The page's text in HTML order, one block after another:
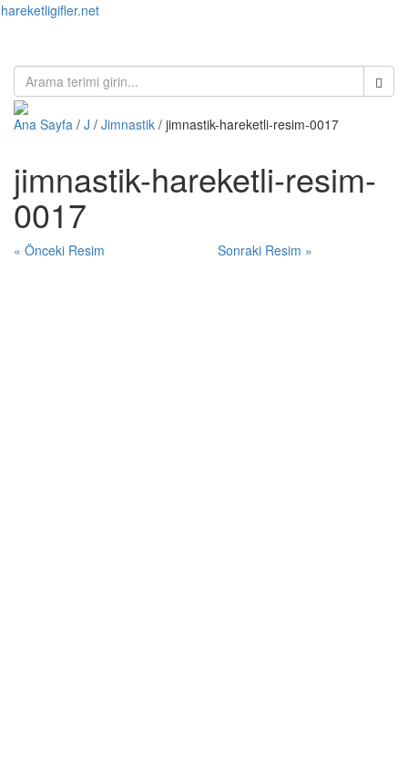
hareketligifler.net
Ana Sayfa / J / Jimnastik / jimnastik-hareketli-resim-0017
jimnastik-hareketli-resim-
0017
« Önceki Resim Sonraki Resim »